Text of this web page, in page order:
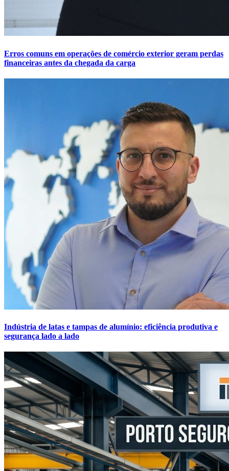
Erros comuns em operações de comércio exterior geram perdas
financeiras antes da chegada da carga
Indústria de latas e tampas de alumínio: eficiência produtiva e
segurança lado a lado